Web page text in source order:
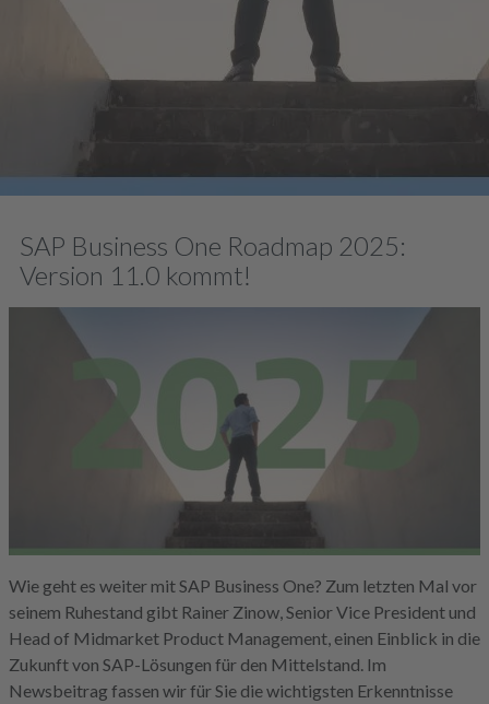
SAP Business One Roadmap 2025:
Version 11.0 kommt!
Wie geht es weiter mit SAP Business One? Zum letzten Mal vor
seinem Ruhestand gibt Rainer Zinow, Senior Vice President und
Head of Midmarket Product Management, einen Einblick in die
Zukunft von SAP-Lösungen für den Mittelstand. Im
Newsbeitrag fassen wir für Sie die wichtigsten Erkenntnisse